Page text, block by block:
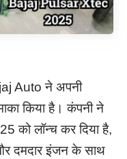
Auto ने अपनी
किया है। कंपनी ने
को लॉन्च कर दिया है,
दमदार इंजन के साथ